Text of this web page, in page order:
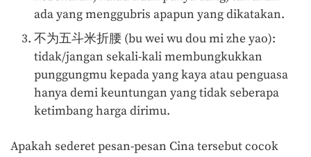
ada yang menggubris apapun yang dikatakan.
不为五斗米折腰 (bu wei wu dou mi zhe yao):
tidak/jangan sekali-kali membungkukkan
punggungmu kepada yang kaya atau penguasa
hanya demi keuntungan yang tidak seberapa
ketimbang harga dirimu.
Apakah sederet pesan-pesan Cina tersebut cocok